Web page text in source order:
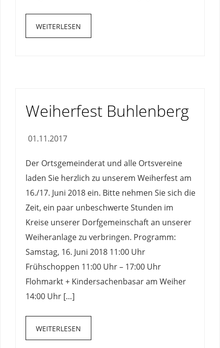
WEITERLESEN
Weiherfest Buhlenberg
01.11.2017
Der Ortsgemeinderat und alle Ortsvereine
laden Sie herzlich zu unserem Weiherfest am
16./17. Juni 2018 ein. Bitte nehmen Sie sich die
Zeit, ein paar unbeschwerte Stunden im
Kreise unserer Dorfgemeinschaft an unserer
Weiheranlage zu verbringen. Programm:
Samstag, 16. Juni 2018 11:00 Uhr
Frühschoppen 11:00 Uhr – 17:00 Uhr
Flohmarkt + Kindersachenbasar am Weiher
14:00 Uhr […]
WEITERLESEN